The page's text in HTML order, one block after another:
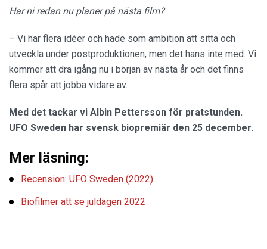
Har ni redan nu planer på nästa film?
– Vi har flera idéer och hade som ambition att sitta och
utveckla under postproduktionen, men det hans inte med. Vi
kommer att dra igång nu i början av nästa år och det finns
flera spår att jobba vidare av.
Med det tackar vi Albin Pettersson för pratstunden.
UFO Sweden har svensk biopremiär den 25 december.
Mer läsning:
Recension: UFO Sweden (2022)
Biofilmer att se juldagen 2022